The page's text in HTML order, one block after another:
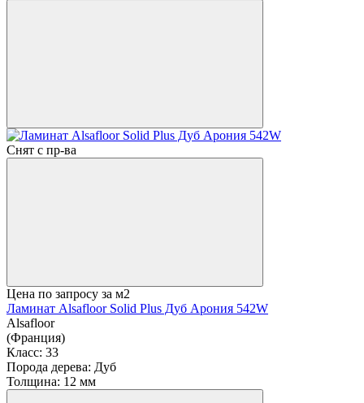
Снят с пр-ва
Цена по запросу за м2
Ламинат Alsafloor Solid Plus Дуб Арония 542W
Alsafloor
(Франция)
Класс: 33
Порода дерева: Дуб
Толщина: 12 мм